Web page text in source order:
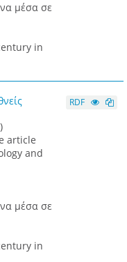
μέσα σε
in
article
and
μέσα σε
in
RDF